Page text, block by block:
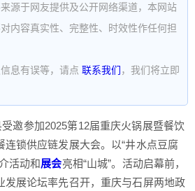
源于网友提供及公开网络渠道，本网站
内容真实性、完整性、时效性作任何担
息有误等，请点 联系我们 ，我们将立即
邀参加2025第12届重庆火锅展暨餐饮
连锁供应链发展大会。以“井水点豆腐
活动和展会亮相“山城”。活动启幕前，
发展论坛率先召开，重庆与石屏两地政